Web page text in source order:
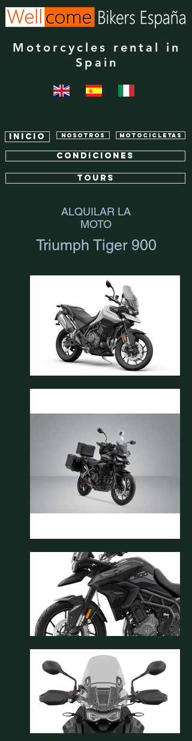
Motorcycles rental in
Spain
Inicio Nosotros Motocicletas
Condiciones
TOURS
ALQUILAR LA
MOTO
Triumph Tiger 900